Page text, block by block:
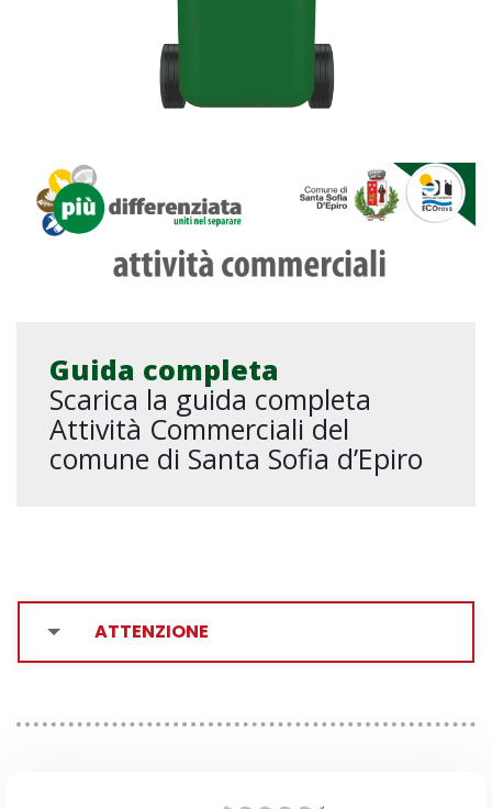
Guida completa
Scarica la guida completa
Attività Commerciali del
comune di Santa Sofia d’Epiro
ATTENZIONE